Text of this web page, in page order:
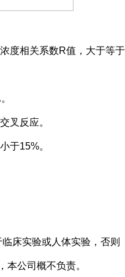
度相关系数R值，大于等于
。
叉反应。
于15%。
床实验或人 体实验，否则
本公司概不负责。